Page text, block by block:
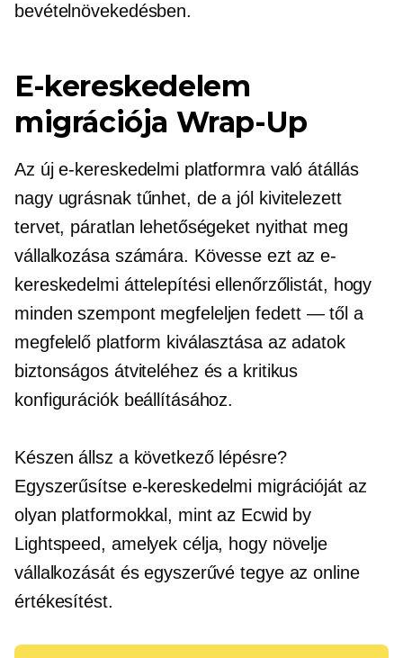
bevételnövekedésben.
E-kereskedelem
migrációja Wrap-Up
Az új e-kereskedelmi platformra való átállás
nagy ugrásnak tűnhet, de a jól kivitelezett
tervet, páratlan lehetőségeket nyithat meg
vállalkozása számára. Kövesse ezt az e-
kereskedelmi áttelepítési ellenőrzőlistát, hogy
minden szempont megfeleljenfedett — től a
megfelelő platform kiválasztása az adatok
biztonságos átviteléhez és a kritikus
konfigurációk beállításához.
Készen állsz a következő lépésre?
Egyszerűsítse e-kereskedelmi migrációját az
olyan platformokkal, mint az Ecwid by
Lightspeed, amelyek célja, hogy növelje
vállalkozását és egyszerűvé tegye az online
értékesítést.